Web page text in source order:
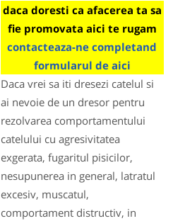
daca doresti ca afacerea ta sa
fie promovata aici te rugam
contacteaza-ne completand
formularul de aici
Daca vrei sa iti dresezi catelul si
ai nevoie de un dresor pentru
rezolvarea comportamentului
catelului cu agresivitatea
exgerata, fugaritul pisicilor,
nesupunerea in general, latratul
excesiv, muscatul,
comportament distructiv, in